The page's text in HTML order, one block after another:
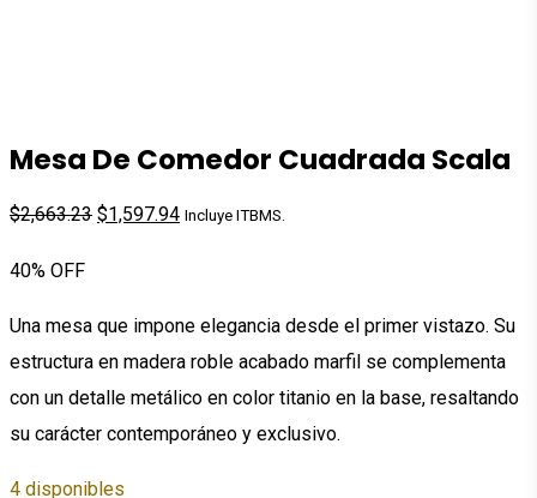
Mesa De Comedor Cuadrada Scala
$2,663.23 El
era:
$2,663.23.
$1,597.94El
es:
$1,597.94.
Incluye ITBMS.
40% OFF
Una mesa que impone elegancia desde el primer vistazo. Su
estructura en madera roble acabado marfil se complementa
con un detalle metálico en color titanio en la base, resaltando
su carácter contemporáneo y exclusivo.
4 disponibles